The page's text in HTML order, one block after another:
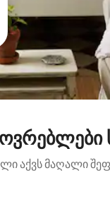
აქვს მაღალი